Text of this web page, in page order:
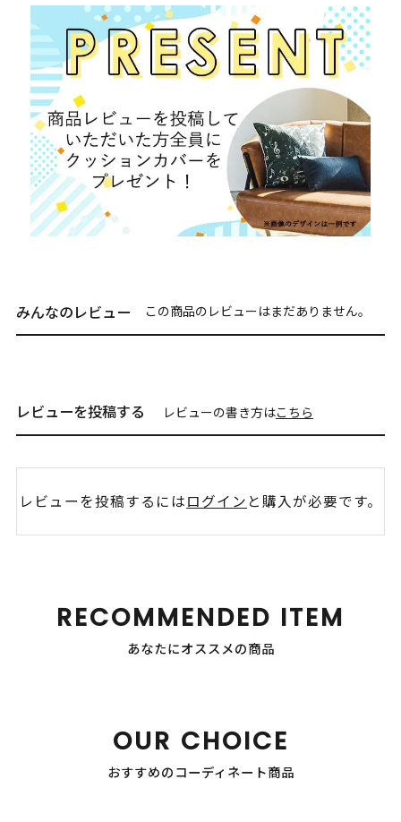
みんなのレビュー この商品のレビューはまだありません。
レビューを投稿する レビューの書き方はこちら
レビューを投稿するにはログイン と購入が必要です。
RECOMMENDED ITEM
あなたにオススメの商品
OUR CHOICE
おすすめのコーディネート商品